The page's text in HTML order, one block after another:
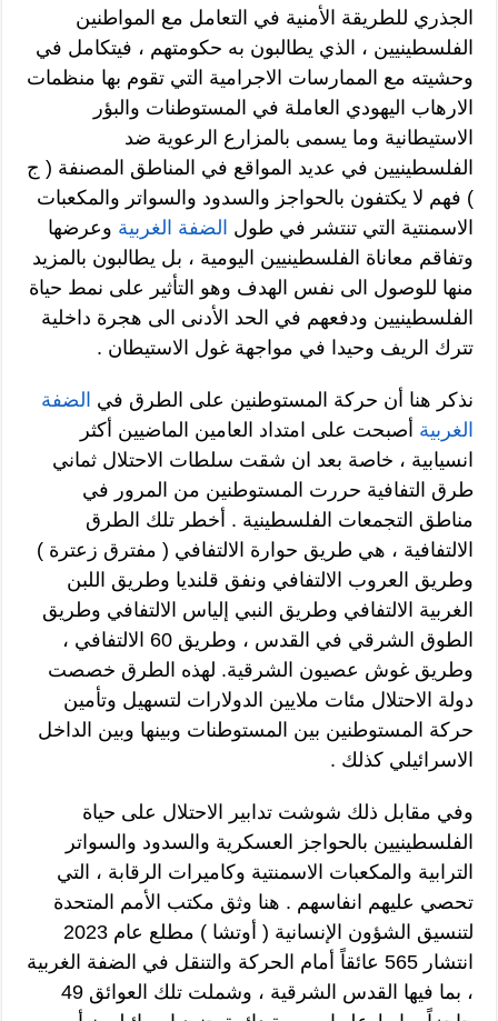
الجذري للطريقة الأمنية في التعامل مع المواطنين
الفلسطينيين ، الذي يطالبون به حكومتهم ، فيتكامل في
وحشيته مع الممارسات الاجرامية التي تقوم بها منظمات
الارهاب اليهودي العاملة في المستوطنات والبؤر
الاستيطانية وما يسمى بالمزارع الرعوية ضد
الفلسطينيين في عديد المواقع في المناطق المصنفة ( ج
) فهم لا يكتفون بالحواجز والسدود والسواتر والمكعبات
الاسمنتية التي تنتشر في طول الضفة الغربية وعرضها
وتفاقم معاناة الفلسطينيين اليومية ، بل يطالبون بالمزيد
منها للوصول الى نفس الهدف وهو التأثير على نمط حياة
الفلسطينيين ودفعهم في الحد الأدنى الى هجرة داخلية
تترك الريف وحيدا في مواجهة غول الاستيطان .
نذكر هنا أن حركة المستوطنين على الطرق في الضفة
الغربية أصبحت على امتداد العامين الماضيين أكثر
انسيابية ، خاصة بعد ان شقت سلطات الاحتلال ثماني
طرق التفافية حررت المستوطنين من المرور في
مناطق التجمعات الفلسطينية . أخطر تلك الطرق
الالتفافية ، هي طريق حوارة الالتفافي ( مفترق زعترة )
وطريق العروب الالتفافي ونفق قلنديا وطريق اللبن
الغربية الالتفافي وطريق النبي إلياس الالتفافي وطريق
الطوق الشرقي في القدس ، وطريق 60 الالتفافي ،
وطريق غوش عصيون الشرقية. لهذه الطرق خصصت
دولة الاحتلال مئات ملايين الدولارات لتسهيل وتأمين
حركة المستوطنين بين المستوطنات وبينها وبين الداخل
الاسرائيلي كذلك .
وفي مقابل ذلك شوشت تدابير الاحتلال على حياة
الفلسطينيين بالحواجز العسكرية والسدود والسواتر
الترابية والمكعبات الاسمنتية وكاميرات الرقابة ، التي
تحصي عليهم انفاسهم . هنا وثق مكتب الأمم المتحدة
لتنسيق الشؤون الإنسانية ( أوتشا ) مطلع عام 2023
انتشار 565 عائقاً أمام الحركة والتنقل في الضفة الغربية
، بما فيها القدس الشرقية ، وشملت تلك العوائق 49